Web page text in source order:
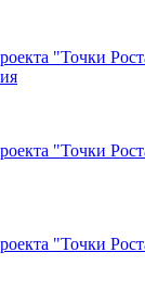
"Точки
"Точки
"Точки